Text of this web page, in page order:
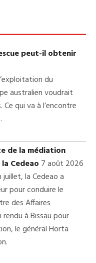
peut-il obtenir
du
australien voudrait
qui va à l’encontre
de la médiation
Cedeao 7 août 2026
la Cedeao a
pour conduire le
des Affaires
rendu à Bissau pour
le général Horta